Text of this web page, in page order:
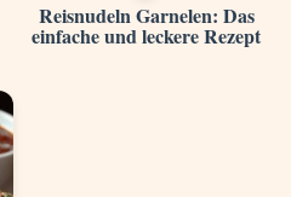
Reisnudeln Garnelen: Das
einfache und leckere Rezept